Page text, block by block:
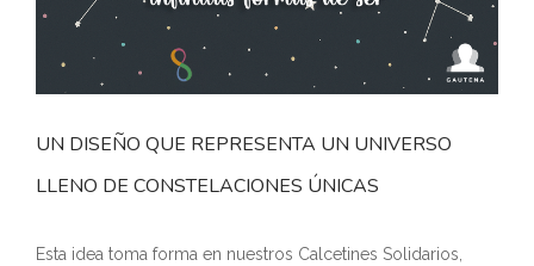
UN DISEÑO QUE REPRESENTA UN UNIVERSO
LLENO DE CONSTELACIONES ÚNICAS
Esta idea toma forma en nuestros Calcetines Solidarios,